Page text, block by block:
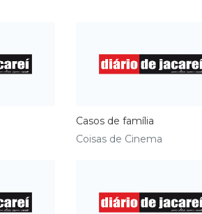
Casos de família
Coisas de Cinema